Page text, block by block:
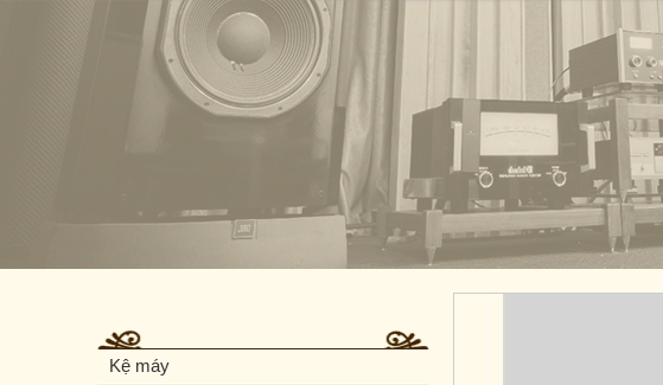
Kệ máy